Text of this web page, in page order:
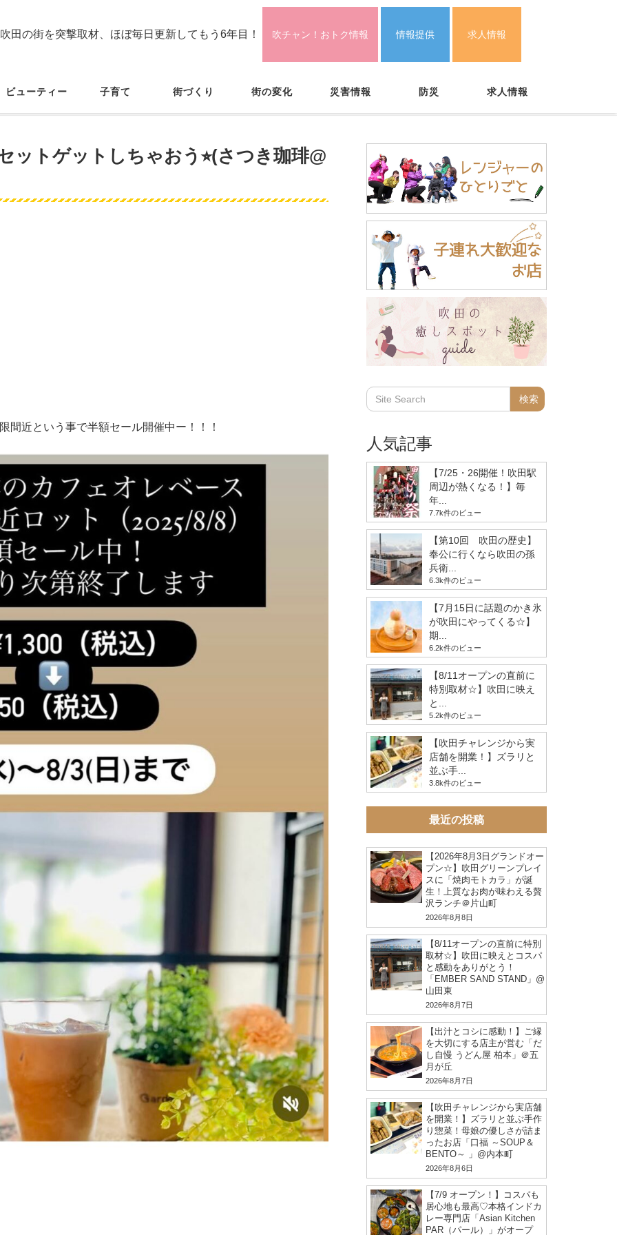
吹田の街を突撃取材、ほぼ毎日更新してもう6年目！ 吹チャン！おトク情報 情報提供 求人情報
ビューティー 子育て 街づくり 街の変化 災害情報 防災 求人情報
ットゲットしちゃおう⭐︎(さつき珈琲@
間近という事で半額セール開催中ー！！！
人気記事
【7/25・26開催！吹田駅
周辺が熱くなる！】毎
年...
7.7k件のビュー
【第10回 吹田の歴史】
奉公に行くなら吹田の孫
兵衛...
6.3k件のビュー
【7月15日に話題のかき氷
が吹田にやってくる☆】
期...
6.2k件のビュー
【8/11オープンの直前に
特別取材☆】吹田に映え
と...
5.2k件のビュー
【吹田チャレンジから実
店舗を開業！】ズラリと
並ぶ手...
3.8k件のビュー
最近の投稿
【2026年8月3日グランドオー
プン☆】吹田グリーンプレイ
スに「焼肉モトカラ」が誕
生！上質なお肉が味わえる贅
沢ランチ＠片山町
2026年8月8日
【8/11オープンの直前に特別
取材☆】吹田に映えとコスパ
と感動をありがとう！
「EMBER SAND STAND」@
山田東
2026年8月7日
【出汁とコシに感動！】ご縁
を大切にする店主が営む「だ
し自慢 うどん屋 柏本」＠五
月が丘
2026年8月7日
【吹田チャレンジから実店舗
を開業！】ズラリと並ぶ手作
り惣菜！母娘の優しさが詰ま
ったお店「口福 ～SOUP＆
BENTO～ 」@内本町
2026年8月6日
【7/9 オープン！】コスパも
居心地も最高♡本格インドカ
レー専門店「Asian Kitchen
PAR（パール）」がオープ